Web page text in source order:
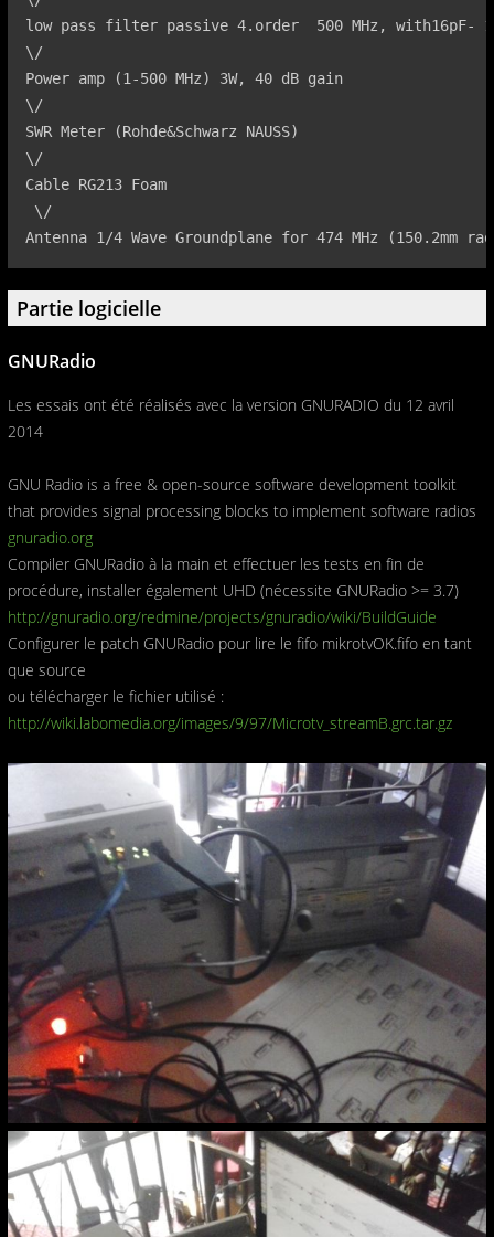
low pass filter passive 4.order  500 MHz, with16pF-
\/
Power amp (1-500 MHz) 3W, 40 dB gain
\/
SWR Meter (Rohde&Schwarz NAUSS)
\/
Cable RG213 Foam
\/
Antenna 1/4 Wave Groundplane for 474 MHz (150.2mm
Partie logicielle
GNURadio
Les essais ont été réalisés avec la version GNURADIO du 12 avril
2014
GNU Radio is a free & open-source software development toolkit
that provides signal processing blocks to implement software radios
gnuradio.org
Compiler GNURadio à la main et effectuer les tests en fin de
procédure, installer également UHD (nécessite GNURadio >= 3.7)
http://gnuradio.org/redmine/projects/gnuradio/wiki/BuildGuide
Configurer le patch GNURadio pour lire le fifo mikrotvOK.fifo en tant
que source
ou télécharger le fichier utilisé :
http://wiki.labomedia.org/images/9/97/Microtv_streamB.grc.tar.gz